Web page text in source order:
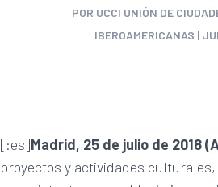
POR UCCI UNIÓN DE
IBEROAMERICANAS |
[:es]Madrid, 25 de julio de 2018
proyectos y actividades